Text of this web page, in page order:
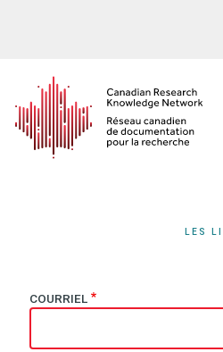
principal
LES
COURRIEL